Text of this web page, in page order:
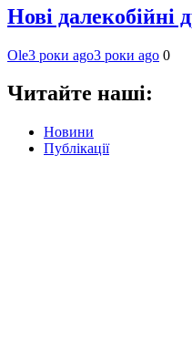
Нові
Ole3 роки ago3 роки ago 0
Читайте наші:
Новини
Публікації